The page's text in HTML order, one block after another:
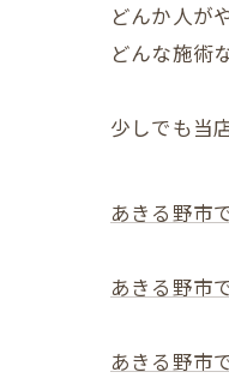
どんか人が
どんな施術
少しでも当
あきる野市
あきる野市
あきる野市